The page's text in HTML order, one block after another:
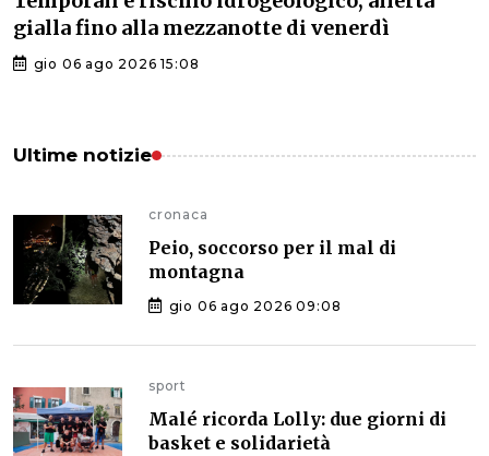
gialla fino alla mezzanotte di venerdì
gio 06 ago 2026 15:08
Ultime notizie
cronaca
Peio, soccorso per il mal di
montagna
gio 06 ago 2026 09:08
sport
Malé ricorda Lolly: due giorni di
basket e solidarietà